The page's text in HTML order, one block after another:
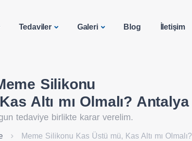
Tedaviler Galeri Blog İletişim
Silikonu
Altı mı Olmalı? Antalya
tedaviye birlikte karar verelim.
Meme Silikonu Kas Üstü mü, Kas Altı mı Olmalı?